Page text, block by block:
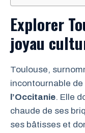
Explorer
joyau
Toulouse,
incontournable
l’Occitanie. Elle
chaude de ses
ses bâtisses et